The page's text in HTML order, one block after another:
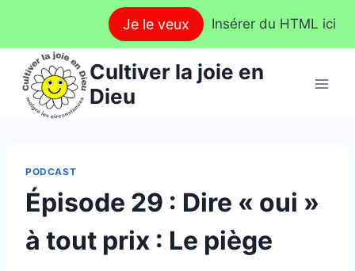
contenu
Je le veux Insérer du HTML ici
Cultiver la joie en
Dieu
PODCAST
Épisode 29 : Dire « oui »
à tout prix : Le piège